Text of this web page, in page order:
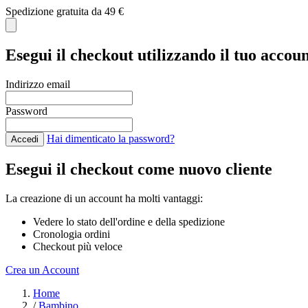
Spedizione gratuita da 49 €
Esegui il checkout utilizzando il tuo
Indirizzo email
Password
Accedi Hai dimenticato la password?
Esegui il checkout come nuovo cliente
La creazione di un account ha molti vantaggi:
Vedere lo stato dell'ordine e della spedizione
Cronologia ordini
Checkout più veloce
Crea un Account
Home
/ Bambino